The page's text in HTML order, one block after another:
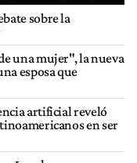
sobre la
una mujer", la nueva
esposa que
artificial reveló
en ser